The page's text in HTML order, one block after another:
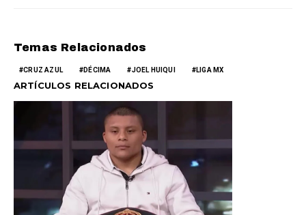
Temas Relacionados
CRUZ AZUL DÉCIMA JOEL HUIQUI LIGA MX
ARTÍCULOS RELACIONADOS